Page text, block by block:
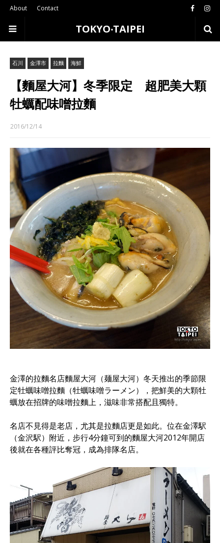
About Contact
TOKYO‧TAIPEI
石川 金澤市 拉麵 海鮮
【麵屋大河】冬季限定 超肥美大顆
牡蠣配味噌拉麵
2016/12/14
金澤的拉麵名店麵屋大河（麺屋大河）冬天推出的季節限
定牡蠣味噌拉麵（牡蠣味噌ラーメン），把鮮美的大顆牡
蠣放在招牌的味噌拉麵上，滋味非常搭配且獨特。
名店不見得是老店，尤其是拉麵店更是如此。位在金澤駅
（金沢駅）附近，步行4分鐘可到的麵屋大河2012年開店
後就在各種評比奪冠，成為排隊名店。